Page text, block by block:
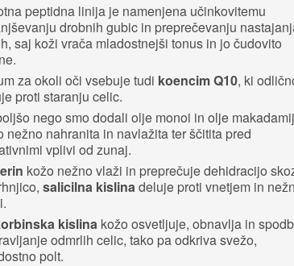
peptidna linija je namenjena učinkovitemu
drobnih gubic in preprečevanju
saj koži vrača mladostnejši tonus in jo čudovito
za okoli oči vsebuje tudi koencim Q10, ki
proti staranju celic.
nego smo dodali olje monoi in olje
nežno nahranita in navlažita ter ščitita pred
vplivi od zunaj.
kožo nežno vlaži in preprečuje dehidracijo
salicilna kislinadeluje proti vnetjem in
kislina kožo osvetljuje, obnavlja in
odmrlih celic, tako pa odkriva svežo,
polt.